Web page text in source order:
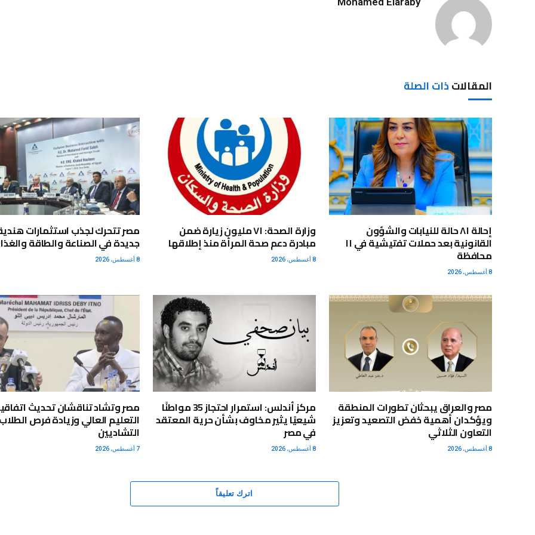
المقالاتذات الصلة
إحالة ٨١ حالة للنيابات والشؤون
القانونية بعد حملات تفتيشية في ١١
محافظة
8 أغسطس، 2026
وزارة الصحة: ٧١ مليون زيارة ضمن
مبادرة دعم صحة المرأة منذ إطلاقها
8 أغسطس، 2026
مصر تتحرك لجذب استثمارات
جديدة في الصناعة والطاقة
8 أغسطس، 2026
مصر والعراق يبحثان تطورات المنطقة
ويؤكدان أهمية خفض التصعيد وتعزيز
التعاون الثلاثي
8 أغسطس، 2026
مركز أندلس: استمرار احتجاز 35 مواطنًا
شيعيًا يثير مخاوف بشأن حرية المعتقد
في مصر
8 أغسطس، 2026
مصر وتشاد تناقشان تحديث
التعليم العالي وزيادة فرص
التشاديين
7 أغسطس، 2026
اترك تعليقاً